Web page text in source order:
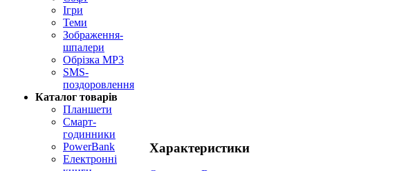
Ігри
Теми
Зображення-
шпалери
Обрізка MP3
SMS-
поздоровлення
Каталог товарів
Планшети
Смарт-
годинники
PowerBank
Електронні
Характеристики